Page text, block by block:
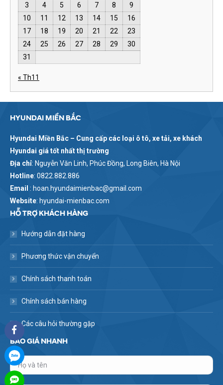
3
4 5 6 7 8
9
10
11 12 13 14 15
16
17
18 19 20 21 22
23
24
25 26 27 28 29
30
31
« Th11
HYUNDAI MIỀN BẮC
Hyundai Miền Bắc – Cung cấp các loại ô tô, xe tải, xe khách
Hyundai giá tốt nhất thị trường
Địa chỉ: Nguyễn Văn Linh, Phúc Đồng, Long Biên, Hà Nội
Hotline: 0822.882.886
Email : hoan.hyundaimienbac@gmail.com
Website: hyundai-mienbac.com
HỖ TRỢ KHÁCH HÀNG
Hướng dẫn đặt hàng
Phương thức vận chuyển
Chính sách thanh toán
Chính sách bán hàng
Các câu hỏi thường gặp
BÁO GIÁ NHANH